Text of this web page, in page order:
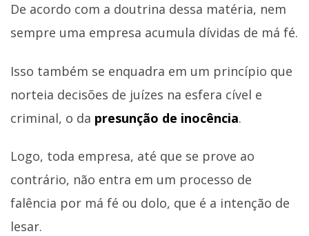
De acordo com a doutrina dessa matéria, nem
sempre uma empresa acumula dívidas de má fé.
Isso também se enquadra em um princípio que
norteia decisões de juízes na esfera cível e
criminal, o da presunção de inocência.
Logo, toda empresa, até que se prove ao
contrário, não entra em um processo de
falência por má fé ou dolo, que é a intenção de
lesar.